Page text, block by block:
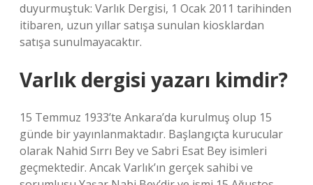
duyurmuştuk: Varlık Dergisi, 1 Ocak 2011 tarihinden
itibaren, uzun yıllar satışa sunulan kiosklardan
satışa sunulmayacaktır.
Varlık dergisi yazarı kimdir?
15 Temmuz 1933’te Ankara’da kurulmuş olup 15
günde bir yayınlanmaktadır. Başlangıçta kurucular
olarak Nahid Sırrı Bey ve Sabri Esat Bey isimleri
geçmektedir. Ancak Varlık’ın gerçek sahibi ve